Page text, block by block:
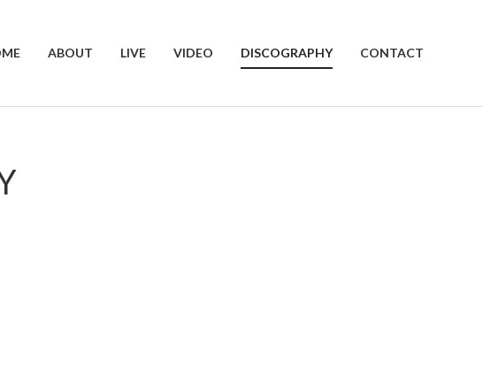
ABOUT LIVE VIDEO DISCOGRAPHY CONTACT